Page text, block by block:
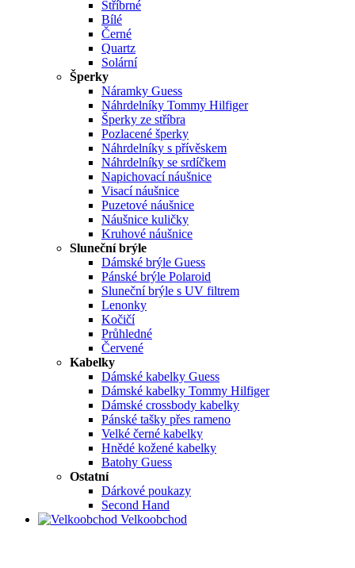
Stříbrné
Bílé
Černé
Quartz
Solární
Šperky
Náramky Guess
Náhrdelníky Tommy Hilfiger
Šperky ze stříbra
Pozlacené šperky
Náhrdelníky s přívěskem
Náhrdelníky se srdíčkem
Napichovací náušnice
Visací náušnice
Puzetové náušnice
Náušnice kuličky
Kruhové náušnice
Sluneční brýle
Dámské brýle Guess
Pánské brýle Polaroid
Sluneční brýle s UV filtrem
Lenonky
Kočičí
Průhledné
Červené
Kabelky
Dámské kabelky Guess
Dámské kabelky Tommy Hilfiger
Dámské crossbody kabelky
Pánské tašky přes rameno
Velké černé kabelky
Hnědé kožené kabelky
Batohy Guess
Ostatní
Dárkové poukazy
Second Hand
Velkoobchod